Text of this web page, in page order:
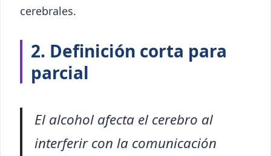
cerebrales.
2. Definición corta para
parcial
El alcohol afecta el cerebro al
interferir con la comunicación